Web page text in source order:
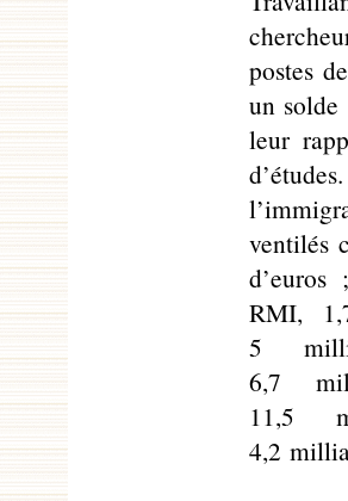
postes
un
leur
ventilés
RMI,
5
6,7
11,5
4,2